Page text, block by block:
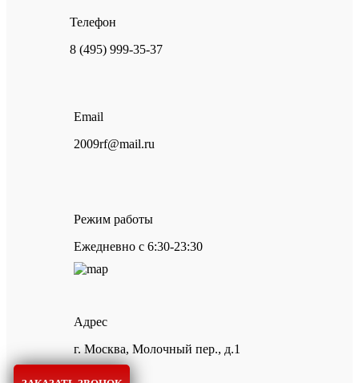
Телефон
8 (495) 999-35-37
Email
2009rf@mail.ru
Режим работы
Ежедневно с 6:30-23:30
Адрес
г. Москва, Молочный пер., д.1